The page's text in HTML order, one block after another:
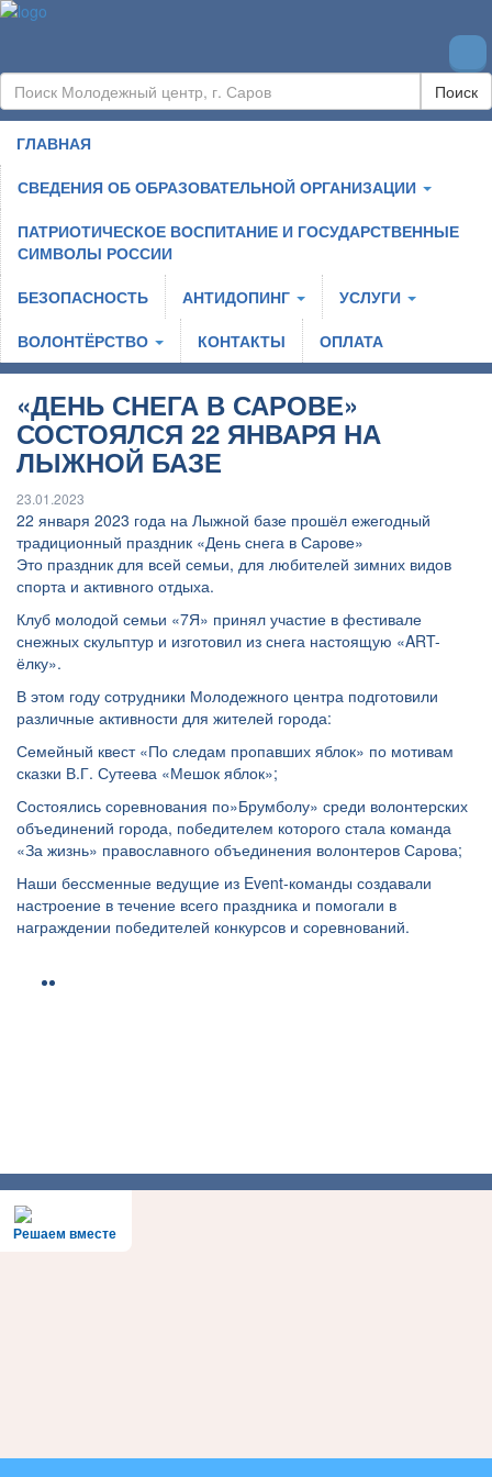
Поиск
ГЛАВНАЯ
СВЕДЕНИЯ ОБ ОБРАЗОВАТЕЛЬНОЙ ОРГАНИЗАЦИИ
ПАТРИОТИЧЕСКОЕ ВОСПИТАНИЕ И ГОСУДАРСТВЕННЫЕ
СИМВОЛЫ РОССИИ
БЕЗОПАСНОСТЬ
АНТИДОПИНГ
УСЛУГИ
ВОЛОНТЁРСТВО
КОНТАКТЫ ОПЛАТА
«ДЕНЬ СНЕГА В САРОВЕ»
СОСТОЯЛСЯ 22 ЯНВАРЯ НА
ЛЫЖНОЙ БАЗЕ
23.01.2023
22 января 2023 года на Лыжной базе прошёл ежегодный
традиционный праздник «День снега в Сарове»
Это праздник для всей семьи, для любителей зимних видов
спорта и активного отдыха.
Клуб молодой семьи «7Я» принял участие в фестивале
снежных скульптур и изготовил из снега настоящую «ART-
ёлку».
В этом году сотрудники Молодежного центра подготовили
различные активности для жителей города:
Семейный квест «По следам пропавших яблок» по мотивам
сказки В.Г. Сутеева «Мешок яблок»;
Состоялись соревнования по»Брумболу» среди волонтерских
объединений города, победителем которого стала команда
«За жизнь» православного объединения волонтеров Сарова;
Наши бессменные ведущие из Event-команды создавали
настроение в течение всего праздника и помогали в
награждении победителей конкурсов и соревнований.
Решаем вместе